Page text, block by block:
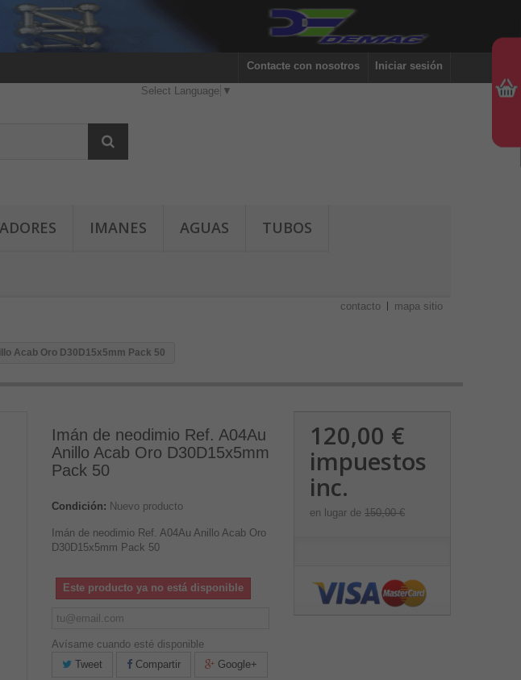
Iniciar sesión
Contacte con nosotros
IMANES AGUAS TUBOS
contacto mapa sitio
Select Language ▼
Acab Oro D30D15x5mm Pack 50
Imán de neodimio Ref. A04Au
Anillo Acab Oro D30D15x5mm
Pack 50
Condición: Nuevo producto
Imán de neodimio Ref. A04Au Anillo Acab Oro
D30D15x5mm Pack 50
Este producto ya no está disponible
Avísame cuando esté disponible
Tweet
Compartir Google+
120,00 €
impuestos
inc.
en lugar de 150,00 €